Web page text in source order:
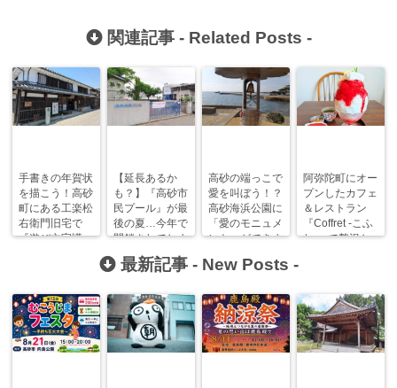
関連記事 - Related Posts -
手書きの年賀状
を描こう！高砂
町にある工楽松
右衛門旧宅で
『遊び文字講
【延長あるか
も？】『高砂市
民プール』が最
後の夏…今年で
閉鎖されてしま
うのはご存知で
すか？
高砂の端っこで
愛を叫ぼう！？
高砂海浜公園に
「愛のモニュメ
ント」ができま
阿弥陀町にオー
プンしたカフェ
＆レストラン
『Coffret -こふ
れ-』で贅沢か
最新記事 - New Posts -